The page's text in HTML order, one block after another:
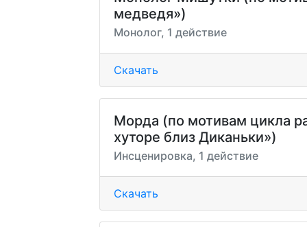
медведя»)
Монолог, 1 действие
Скачать
Морда (по мотивам цикла
хуторе близ Диканьки»)
Инсценировка, 1 действие
Скачать